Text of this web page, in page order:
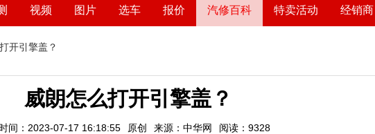
视频 图片 选车 报价 汽修百科 特卖活动 经销商
开引擎盖？
威朗怎么打开引擎盖？
间：2023-07-17 16:18:55 原创 来源：中华网 阅读：9328